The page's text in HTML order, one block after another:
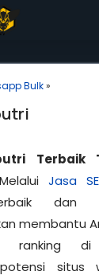
Bulk»
Terbaik
Jasa
dan
membantu
ranking
situs